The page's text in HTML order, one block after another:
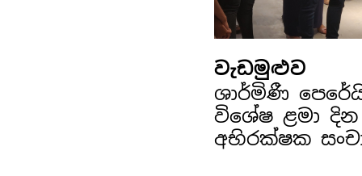
වැඩමුළුව
ශාර්මිණී
විශේෂ ළමා දින
අභිරක්ෂක